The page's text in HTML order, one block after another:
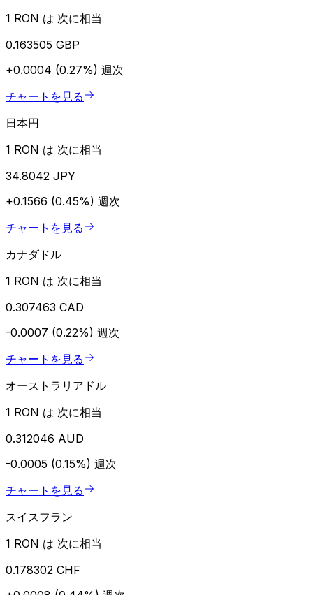
1 RON は 次に相当
0.163505 GBP
+0.0004 (0.27%) 週次
チャートを見る
日本円
1 RON は 次に相当
34.8042 JPY
+0.1566 (0.45%) 週次
チャートを見る
カナダドル
1 RON は 次に相当
0.307463 CAD
-0.0007 (0.22%) 週次
チャートを見る
オーストラリアドル
1 RON は 次に相当
0.312046 AUD
-0.0005 (0.15%) 週次
チャートを見る
スイスフラン
1 RON は 次に相当
0.178302 CHF